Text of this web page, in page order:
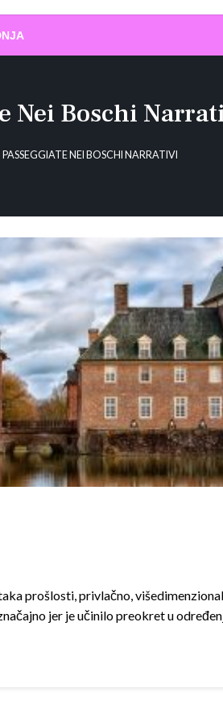
Nei Boschi
PASSEGGIATE NEI BOSCHI NARRATIVI
prošlosti, privlačno,
jer je učinilo preokret u